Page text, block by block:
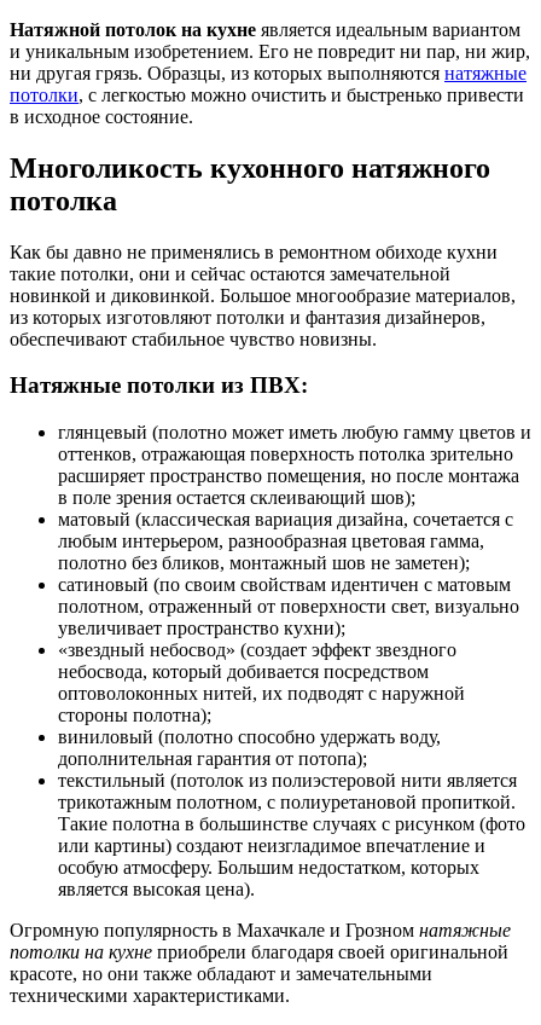
Натяжной потолок на кухне является идеальным вариантом
и уникальным изобретением. Его не повредит ни пар, ни жир,
ни другая грязь. Образцы, из которых выполняются натяжные
потолки, с легкостью можно очистить и быстренько привести
в исходное состояние.
Многоликость кухонного натяжного
потолка
Как бы давно не применялись в ремонтном обиходе кухни
такие потолки, они и сейчас остаются замечательной
новинкой и диковинкой. Большое многообразие материалов,
из которых изготовляют потолки и фантазия дизайнеров,
обеспечивают стабильное чувство новизны.
Натяжные потолки из ПВХ:
глянцевый (полотно может иметь любую гамму цветов и
оттенков, отражающая поверхность потолка зрительно
расширяет пространство помещения, но после монтажа
в поле зрения остается склеивающий шов);
матовый (классическая вариация дизайна, сочетается с
любым интерьером, разнообразная цветовая гамма,
полотно без бликов, монтажный шов не заметен);
сатиновый (по своим свойствам идентичен с матовым
полотном, отраженный от поверхности свет, визуально
увеличивает пространство кухни);
«звездный небосвод» (создает эффект звездного
небосвода, который добивается посредством
оптоволоконных нитей, их подводят с наружной
стороны полотна);
виниловый (полотно способно удержать воду,
дополнительная гарантия от потопа);
текстильный (потолок из полиэстеровой нити является
трикотажным полотном, с полиуретановой пропиткой.
Такие полотна в большинстве случаях с рисунком (фото
или картины) создают неизгладимое впечатление и
особую атмосферу. Большим недостатком, которых
является высокая цена).
Огромную популярность в Махачкале и Грозном натяжные
потолки на кухне приобрели благодаря своей оригинальной
красоте, но они также обладают и замечательными
техническими характеристиками.